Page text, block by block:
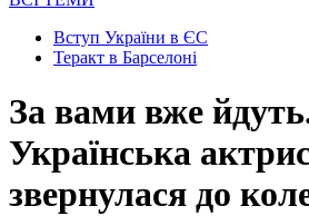
Вступ України в ЄС
Теракт в Барселоні
За вами вже
Українська
звернулася до